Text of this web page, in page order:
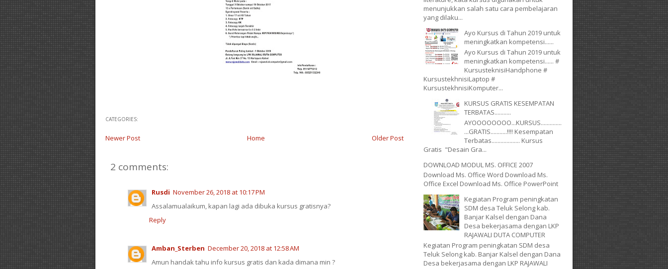
CATEGORIES:
Newer Post Older Post
Home
2 comments:
Rusdi November 26, 2018 at 10:17 PM
Assalamualaikum, kapan lagi ada dibuka kursus gratisnya?
Reply
Amban_Sterben December 20, 2018 at 12:58 AM
Amun handak tahu info kursus gratis dan kada dimana min ?
menunjukkan salah satu cara pembelajaran
yang dilaku...
Ayo Kursus di Tahun 2019 untuk
meningkatkan kompetensi......
Ayo Kursus di Tahun 2019 untuk
meningkatkan kompetensi...... #
KursusteknisiHandphone #
KursustekhnisiLaptop #
KursustekhnisiKomputer...
KURSUS GRATIS KESEMPATAN
TERBATAS...........
AYOOOOOOOO...KURSUS..............
...GRATIS...........!!!! Kesempatan
Terbatas................... Kursus
Gratis "Desain Gra...
DOWNLOAD MODUL MS. OFFICE 2007
Download Ms. Office Word Download Ms.
Office Excel Download Ms. Office PowerPoint
Kegiatan Program peningkatan
SDM desa Teluk Selong kab.
Banjar Kalsel dengan Dana
Desa bekerjasama dengan LKP
RAJAWALI DUTA COMPUTER
Kegiatan Program peningkatan SDM desa
Teluk Selong kab. Banjar Kalsel dengan Dana
Desa bekerjasama dengan LKP RAJAWALI